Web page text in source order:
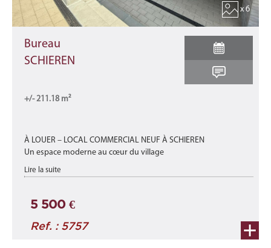
x 6
Bureau
SCHIEREN
+/- 211.18 m²
À LOUER – LOCAL COMMERCIAL NEUF À SCHIEREN
Un espace moderne au cœur du village
Implanté au rez-de-chaussée de la nouvelle résidence « Duerf
Lire la suite
5 500 €
Ref. : 5757